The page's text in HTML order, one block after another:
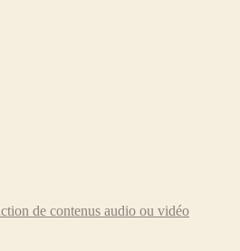
de contenus audio ou vidéo